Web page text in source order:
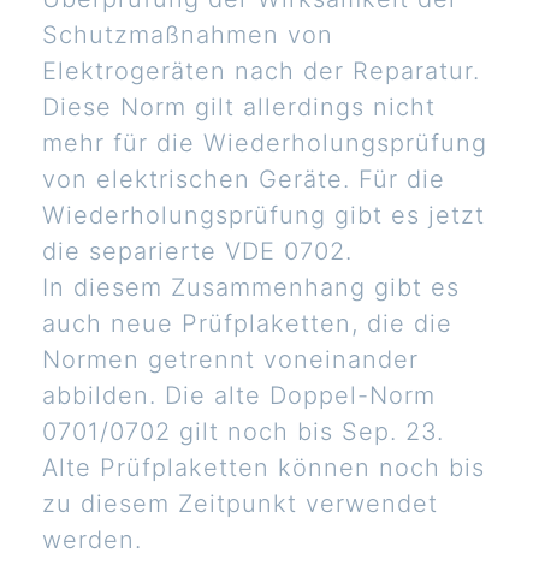
Schutzmaßnahmen von
Elektrogeräten nach der Reparatur.
Diese Norm gilt allerdings nicht
mehr für die Wiederholungsprüfung
von elektrischen Geräte. Für die
Wiederholungsprüfung gibt es jetzt
die separierte VDE 0702.
In diesem Zusammenhang gibt es
auch neue Prüfplaketten, die die
Normen getrennt voneinander
abbilden. Die alte Doppel-Norm
0701/0702 gilt noch bis Sep. 23.
Alte Prüfplaketten können noch bis
zu diesem Zeitpunkt verwendet
werden.